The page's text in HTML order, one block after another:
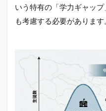
いう特有の「学力ギャッ
も考慮する必要があります